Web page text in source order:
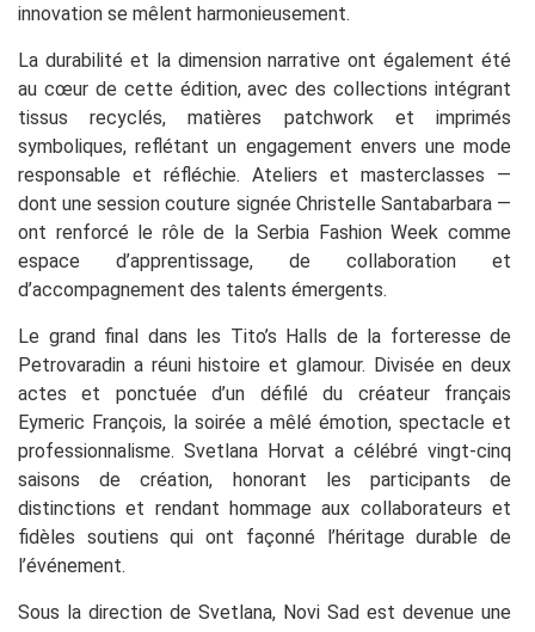
innovation se mêlent harmonieusement.
La durabilité et la dimension narrative ont également été
au cœur de cette édition, avec des collections intégrant
tissus recyclés, matières patchwork et imprimés
symboliques, reflétant un engagement envers une mode
responsable et réfléchie. Ateliers et masterclasses —
dont une session couture signée Christelle Santabarbara —
ont renforcé le rôle de la Serbia Fashion Week comme
espace d’apprentissage, de collaboration et
d’accompagnement des talents émergents.
Le grand final dans les Tito’s Halls de la forteresse de
Petrovaradin a réuni histoire et glamour. Divisée en deux
actes et ponctuée d’un défilé du créateur français
Eymeric François, la soirée a mêlé émotion, spectacle et
professionnalisme. Svetlana Horvat a célébré vingt-cinq
saisons de création, honorant les participants de
distinctions et rendant hommage aux collaborateurs et
fidèles soutiens qui ont façonné l’héritage durable de
l’événement.
Sous la direction de Svetlana, Novi Sad est devenue une